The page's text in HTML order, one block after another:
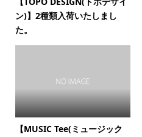
ン)】2種類入荷いたしまし
た。
【MUSIC Tee(ミュージック